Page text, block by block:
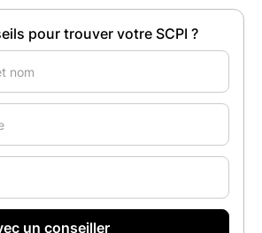
pour trouver votre SCPI ?